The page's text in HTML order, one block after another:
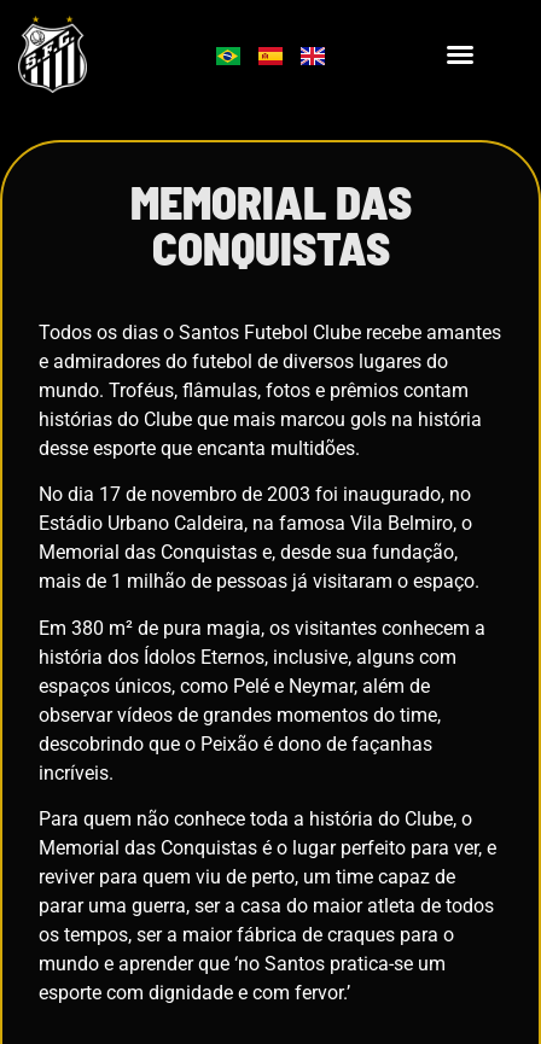
MEMORIAL DAS
CONQUISTAS
Todos os dias o Santos Futebol Clube recebe amantes
e admiradores do futebol de diversos lugares do
mundo. Troféus, flâmulas, fotos e prêmios contam
histórias do Clube que mais marcou gols na história
desse esporte que encanta multidões.
No dia 17 de novembro de 2003 foi inaugurado, no
Estádio Urbano Caldeira, na famosa Vila Belmiro, o
Memorial das Conquistas e, desde sua fundação,
mais de 1 milhão de pessoas já visitaram o espaço.
Em 380 m² de pura magia, os visitantes conhecem a
história dos Ídolos Eternos, inclusive, alguns com
espaços únicos, como Pelé e Neymar, além de
observar vídeos de grandes momentos do time,
descobrindo que o Peixão é dono de façanhas
incríveis.
Para quem não conhece toda a história do Clube, o
Memorial das Conquistas é o lugar perfeito para ver, e
reviver para quem viu de perto, um time capaz de
parar uma guerra, ser a casa do maior atleta de todos
os tempos, ser a maior fábrica de craques para o
mundo e aprender que ‘no Santos pratica-se um
esporte com dignidade e com fervor.’